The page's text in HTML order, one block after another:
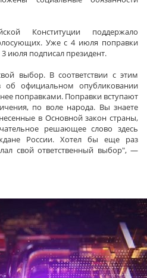
Конституции поддержало
Уже с 4 июля поправки
июля подписал президент.
выбор. В соответствии с этим
официальном опубликовании
поправками. Поправки вступают
по воле народа. Вы знаете
в Основной закон страны,
решающее слово здесь
России. Хотел бы еще раз
свой ответственный выбор", —